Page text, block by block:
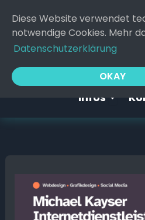
Diese Website verwendet
notwendige Cookies. Mehr
Datenschutzerklärung
OKAY
Inhalt
springen
Infos